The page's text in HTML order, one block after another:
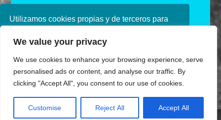
Utilizamos cookies propias y de terceros para
navegando, consideramos que acepta su uso.
política de cookies consulte nuestra
Política de
privacidad
We value your privacy
We use cookies to enhance your browsing experience, serve
personalised ads or content, and analyse our traffic. By
clicking "Accept All", you consent to our use of cookies.
Customise Reject All Accept All
Diseñado por Ana de Miguel